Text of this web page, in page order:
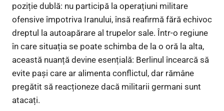
poziție dublă: nu participă la operațiuni militare
ofensive împotriva Iranului, însă reafirmă fără echivoc
dreptul la autoapărare al trupelor sale. Într-o regiune
în care situația se poate schimba de la o oră la alta,
această nuanță devine esențială: Berlinul încearcă să
evite pași care ar alimenta conflictul, dar rămâne
pregătit să reacționeze dacă militarii germani sunt
atacați.